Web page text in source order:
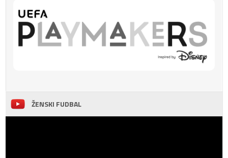
ŽENSKI FUDBAL